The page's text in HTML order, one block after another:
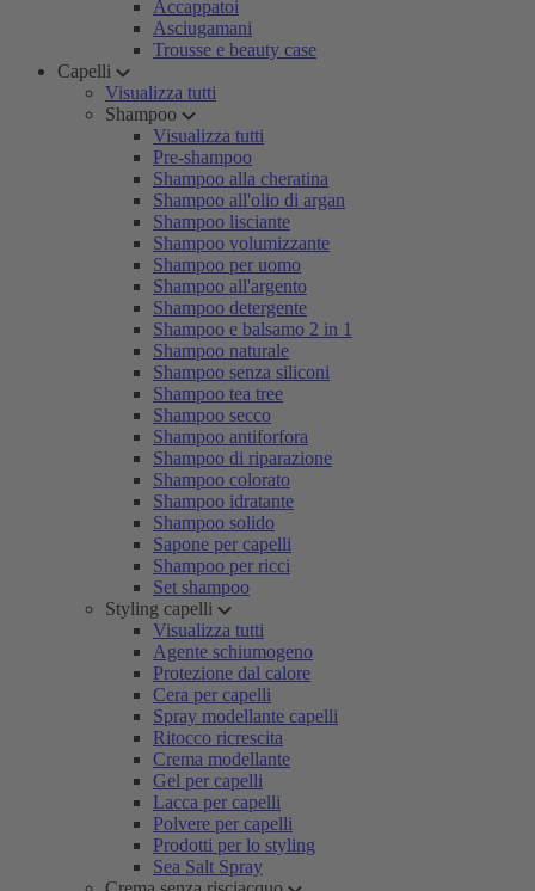
Accappatoi
Asciugamani
Trousse e beauty case
Capelli
Visualizza tutti
Shampoo
Visualizza tutti
Pre-shampoo
Shampoo alla cheratina
Shampoo all'olio di argan
Shampoo lisciante
Shampoo volumizzante
Shampoo per uomo
Shampoo all'argento
Shampoo detergente
Shampoo e balsamo 2 in 1
Shampoo naturale
Shampoo senza siliconi
Shampoo tea tree
Shampoo secco
Shampoo antiforfora
Shampoo di riparazione
Shampoo colorato
Shampoo idratante
Shampoo solido
Sapone per capelli
Shampoo per ricci
Set shampoo
Styling capelli
Visualizza tutti
Agente schiumogeno
Protezione dal calore
Cera per capelli
Spray modellante capelli
Ritocco ricrescita
Crema modellante
Gel per capelli
Lacca per capelli
Polvere per capelli
Prodotti per lo styling
Sea Salt Spray